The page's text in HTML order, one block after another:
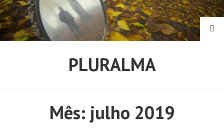
Pular
para
o
conteúdo
PLURALMA
Mês: julho 2019